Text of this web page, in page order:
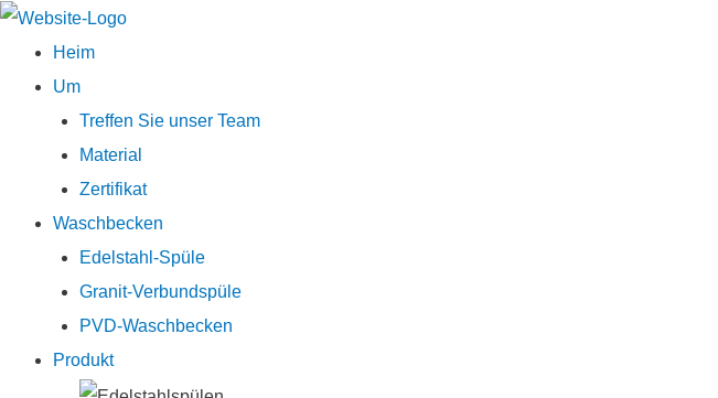
Hauptmenü
Heim
Um
Treffen Sie unser Team
Material
Zertifikat
Waschbecken
Edelstahl-Spüle
Granit-Verbundspüle
PVD-Waschbecken
Produkt